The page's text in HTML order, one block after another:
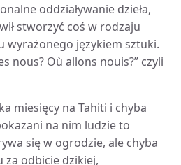
oddziaływanie dzieła,
stworzyć coś w rodzaju
wyrażonego językiem sztuki.
nous? Où allons nouis?” czyli
miesięcy na Tahiti i chyba
na nim ludzie to
się w ogrodzie, ale chyba
za odbicie dzikiej,